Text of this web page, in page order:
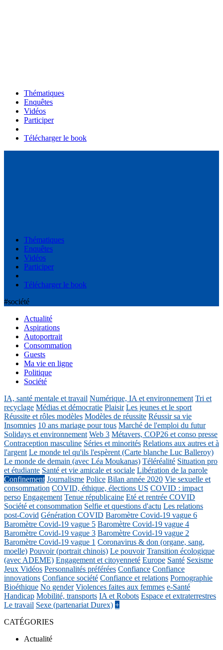
Thématiques
Enquêtes
Vidéos
Participer
Télécharger le book
Thématiques
Enquêtes
Vidéos
Participer
Télécharger le book
#société
Actualité
Aspirations
Autoportrait
Consommation
Guests
Ma vie en ligne
Politique
Société
IA, santé mentale et travail Numérique, IA et environnement Tri et
recyclage Médias et démocratie Plaisir Les jeunes et le sport
Réussite et rôles modèles Modèles de réussite Réussir sa vie
Insomnies 10 ans mariage pour tous Marché de l'emploi du futur
Solidays et environnement Web 3 Métavers, COP26 et conso presse
Contraception masculine Séries et minorités Relations aux autres et à
l'argent Le monde tel qu'ils l'espèrent (Carte blanche Luc Balleroy)
Le monde de demain (avec Léa Moukanas) Téléréalité Situation pro
et étudiante Santé et vie amicale et sociale Libération de la parole
Confinement Journalisme Police Bilan année 2020 Vie sexuelle et
consommation COVID, éthique, élections US COVID : impact
perso Engagement Tenue républicaine Eté et rentrée COVID
Société et consommation Selfie et questions d'actu Les relations
post-Covid Génération COVID Baromètre Covid-19 vague 6
Baromètre Covid-19 vague 5 Baromètre Covid-19 vague 4
Baromètre Covid-19 vague 3 Baromètre Covid-19 vague 2
Baromètre Covid-19 vague 1 Coronavirus & don (organe, sang,
moelle) Pouvoir (portrait chinois) Le pouvoir Transition écologique
(avec ADEME) Engagement et citoyenneté Europe Santé Sexisme
Jeux Vidéos Personnalités préférées Confiance Confiance
innovations Confiance société Confiance et relations Pornographie
Bioéthique No gender Violences faites aux femmes e-Santé
Handicap Mobilité, transports IA et Robots Espace et extraterrestres
Le travail Sexe (partenariat Durex) +
CATÉGORIES
Actualité